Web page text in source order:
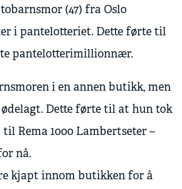
(47) fra Oslo
i pantelotteriet. Dette førte til
pantelotterimillionnær.
i en annen butikk, men
Dette førte til at hun tok
Rema 1000 Lambertseter –
nå.
kjapt innom butikken for å